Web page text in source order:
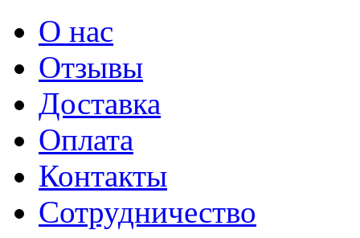
О нас
Отзывы
Доставка
Оплата
Контакты
Сотрудничество